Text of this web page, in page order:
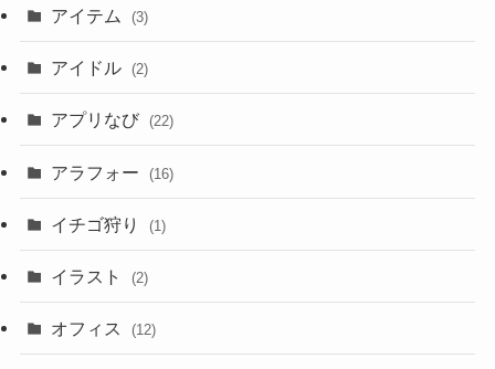
アイテム (3)
アイドル (2)
アプリなび (22)
アラフォー (16)
イチゴ狩り (1)
イラスト (2)
オフィス (12)